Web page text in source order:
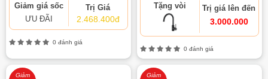
Giảm giá sốc
ƯU ĐÃI
Trị Giá
2.468.400đ
0 đánh giá
Tặng vòi Trị giá lên đến
3.000.000
0 đánh giá
Giảm Giảm